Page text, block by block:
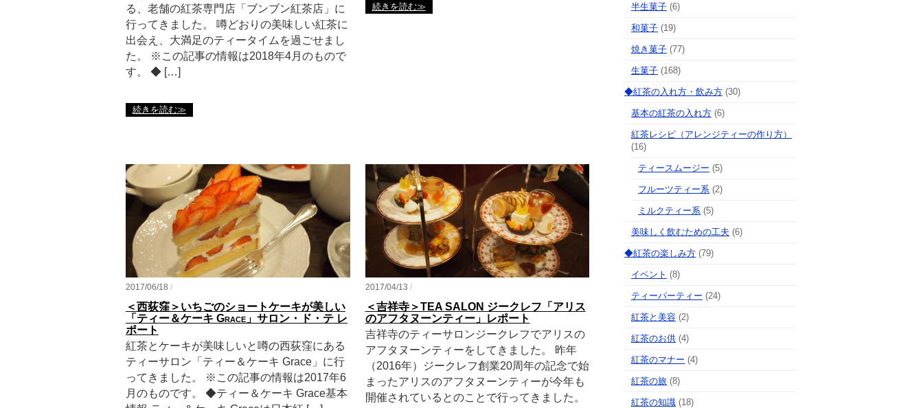
る、老舗の紅茶専門店「ブンブン紅茶店」に
行ってきました。 噂どおりの美味しい紅茶に
出会え、大満足のティータイムを過ごせまし
た。 ※この記事の情報は2018年4月のもので
す。 ◆ […]
続きを読む≫
続きを読む≫
2017/06/18 /
＜西荻窪＞いちごのショートケーキが美しい
「ティー＆ケーキ Grace」サロン・ド・テ レ
ポート
紅茶とケーキが美味しいと噂の西荻窪にある
ティーサロン「ティー＆ケーキ Grace」に行
ってきました。 ※この記事の情報は2017年6
月のものです。 ◆ティー＆ケーキ Grace基本
2017/04/13 /
＜吉祥寺＞TEA SALON ジークレフ「アリス
のアフタヌーンティー」レポート
吉祥寺のティーサロンジークレフでアリスの
アフタヌーンティーをしてきました。 昨年
（2016年）ジークレフ創業20周年の記念で始
まったアリスのアフタヌーンティーが今年も
開催されているとのことで行ってきました。
半生菓子 (6)
和菓子 (19)
焼き菓子 (77)
生菓子 (168)
◆紅茶の入れ方・飲み方 (30)
基本の紅茶の入れ方 (6)
紅茶レシピ（アレンジティーの作り方）
(16)
ティースムージー (5)
フルーツティー系 (2)
ミルクティー系 (5)
美味しく飲むための工夫 (6)
◆紅茶の楽しみ方 (79)
イベント (8)
ティーパーティー (24)
紅茶と美容 (2)
紅茶のお供 (4)
紅茶のマナー (4)
紅茶の旅 (8)
紅茶の知識 (18)